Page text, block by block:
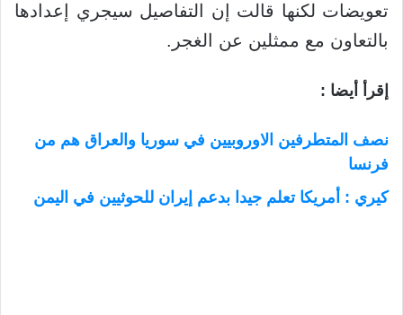
تعويضات لكنها قالت إن التفاصيل سيجري إعدادها
بالتعاون مع ممثلين عن الغجر.
إقرأ أيضا :
نصف المتطرفين الاوروبيين في سوريا والعراق هم من
فرنسا
كيري : أمريكا تعلم جيدا بدعم إيران للحوثيين في اليمن